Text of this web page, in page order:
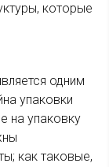
которые
одним
упаковки
на упаковку
как таковые,